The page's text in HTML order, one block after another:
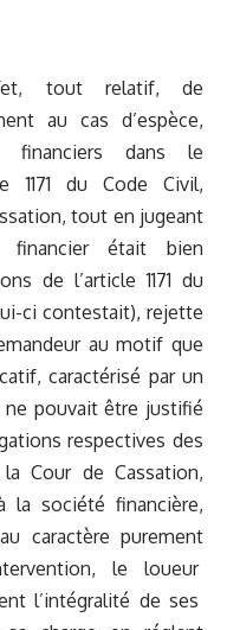
tout relatif, de
au cas d’espèce,
financiers dans le
1171 du Code Civil,
tout en jugeant
financier était bien
de l’article 1171 du
ci contestait), rejette
au motif que
caractérisé par un
pouvait être justifié
respectives des
Cour de Cassation,
la société financière,
caractère purement
le loueur
l’intégralité de ses